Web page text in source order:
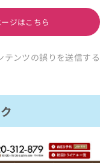
ジはこちら
テンツの誤りを送信する